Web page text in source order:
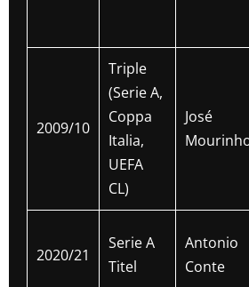
2009/10
Triple
(Serie A,
Coppa
Italia,
UEFA
CL)
José
2020/21
Serie A
Titel
Antonio
Conte